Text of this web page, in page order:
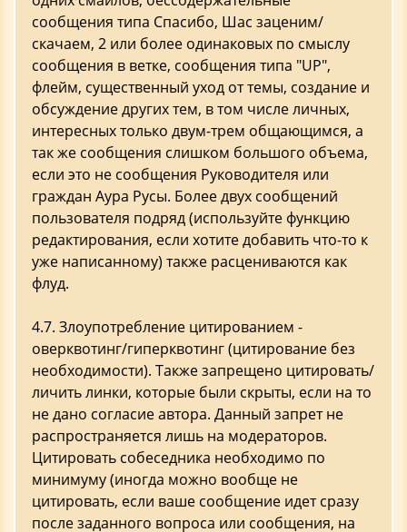
сообщения типа Спасибо, Шас заценим/
скачаем, 2 или более одинаковых по смыслу
сообщения в ветке, сообщения типа "UP",
флейм, существенный уход от темы, создание и
обсуждение других тем, в том числе личных,
интересных только двум-трем общающимся, а
так же сообщения слишком большого объема,
если это не сообщения Руководителя или
граждан Аура Русы. Более двух сообщений
пользователя подряд (используйте функцию
редактирования, если хотите добавить что-то к
уже написанному) также расцениваются как
флуд.
4.7. Злоупотребление цитированием -
оверквотинг/гиперквотинг (цитирование без
необходимости). Также запрещено цитировать/
личить линки, которые были скрыты, если на то
не дано согласие автора. Данный запрет не
распространяется лишь на модераторов.
Цитировать собеседника необходимо по
минимуму (иногда можно вообще не
цитировать, если ваше сообщение идет сразу
после заданного вопроса или сообщения, на